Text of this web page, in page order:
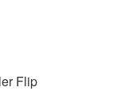
Flip